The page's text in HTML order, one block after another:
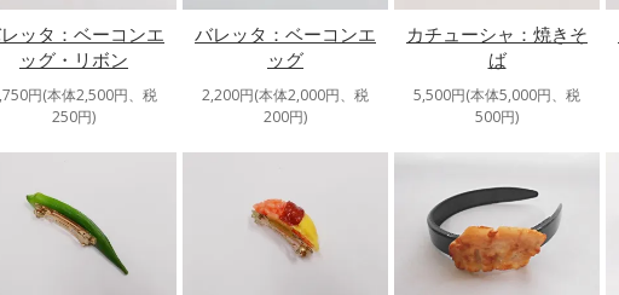
ッタ：ベーコンエ
ッグ・リボン
円(本体2,500円、税
250円)
バレッタ：ベーコンエ
ッグ
2,200円(本体2,000円、税
200円)
カチューシャ：焼きそ
ば
5,500円(本体5,000円、税
500円)